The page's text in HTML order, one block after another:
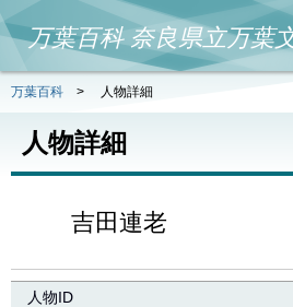
万葉百科 奈良県立万葉
万葉百科 > 人物詳細
人物詳細
吉田連老
人物ID